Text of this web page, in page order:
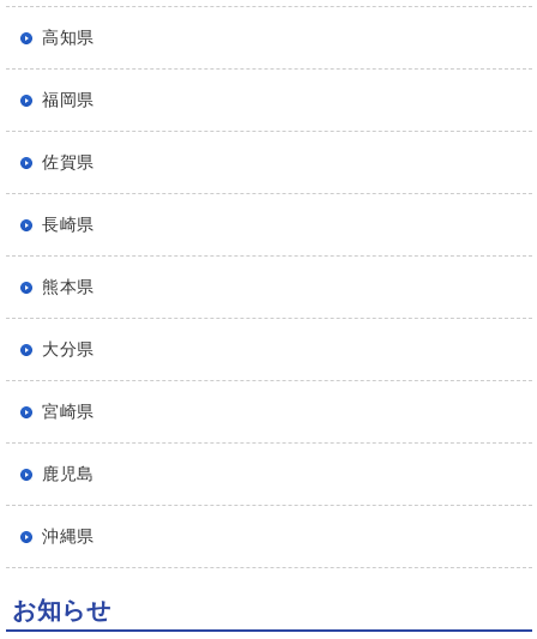
高知県
福岡県
佐賀県
長崎県
熊本県
大分県
宮崎県
鹿児島
沖縄県
お知らせ